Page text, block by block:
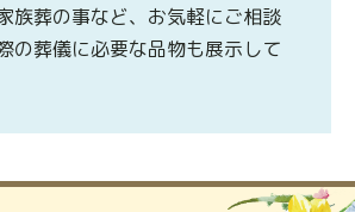
族葬の事など、お気軽にご相談
の葬儀に必要な品物も展示して